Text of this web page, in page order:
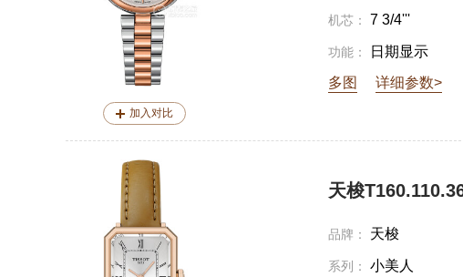
加入对比
机芯： 7 3/4'''
功能： 日期显示
多图
详细参数>
天梭
品牌： 天梭
系列： 小美人